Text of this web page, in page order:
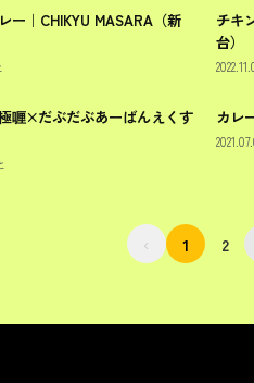
ー｜CHIKYU MASARA（新
新
チキ
台）
喱×だぶだぶあーばんえくす
新
カレ
‹ 1 2